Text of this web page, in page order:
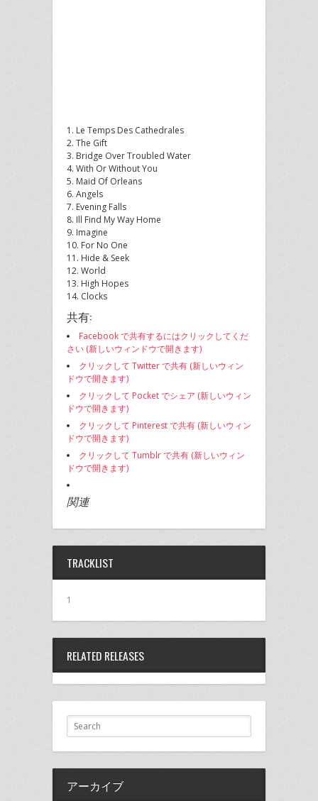
1. Le Temps Des Cathedrales
2. The Gift
3. Bridge Over Troubled Water
4. With Or Without You
5. Maid Of Orleans
6. Angels
7. Evening Falls
8. Ill Find My Way Home
9. Imagine
10. For No One
11. Hide & Seek
12. World
13. High Hopes
14. Clocks
共有:
Facebook で共有するにはクリックしてくだ
さい (新しいウィンドウで開きます)
クリックして Twitter で共有 (新しいウィン
ドウで開きます)
クリックして Pocket でシェア (新しいウィン
ドウで開きます)
クリックして Pinterest で共有 (新しいウィン
ドウで開きます)
クリックして Tumblr で共有 (新しいウィン
ドウで開きます)
関連
TRACKLIST
1
RELATED RELEASES
アーカイブ